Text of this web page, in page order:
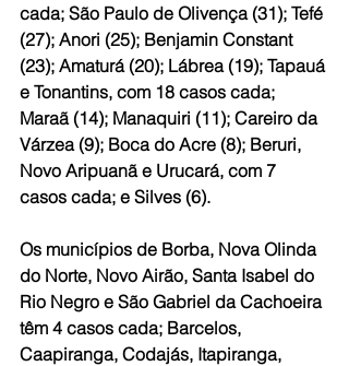
cada; São Paulo de Olivença (31); Tefé
(27); Anori (25); Benjamin Constant
(23); Amaturá (20); Lábrea (19); Tapauá
e Tonantins, com 18 casos cada;
Maraã (14); Manaquiri (11); Careiro da
Várzea (9); Boca do Acre (8); Beruri,
Novo Aripuanã e Urucará, com 7
casos cada; e Silves (6).
Os municípios de Borba, Nova Olinda
do Norte, Novo Airão, Santa Isabel do
Rio Negro e São Gabriel da Cachoeira
têm 4 casos cada; Barcelos,
Caapiranga, Codajás, Itapiranga,